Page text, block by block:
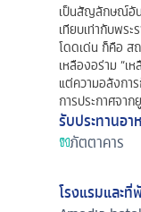
เป็นสัญลักษณ์อัน
เทียบเท่ากับพร
โดดเด่น ก็คือ ส
เหลืองอร่าม “เ
แต่ความอลังกา
การประกาศจาก
รับประทานอา
ภัตตาคาร
โรงแรมและที่